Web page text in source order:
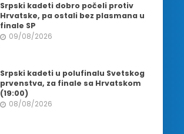
Srpski kadeti dobro počeli protiv
Hrvatske, pa ostali bez plasmana u
finale SP
09/08/2026
Srpski kadeti u polufinalu Svetskog
prvenstva, za finale sa Hrvatskom
(19:00)
08/08/2026